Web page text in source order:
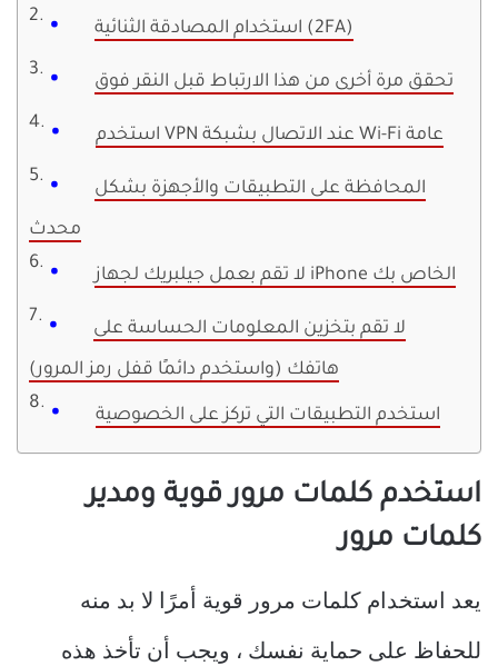
استخدام المصادقة الثنائية (2FA)
تحقق مرة أخرى من هذا الارتباط قبل النقر فوق
استخدم VPN عند الاتصال بشبكة Wi-Fi عامة
المحافظة على التطبيقات والأجهزة بشكل
محدث
لا تقم بعمل جيلبريك لجهاز iPhone الخاص بك
لا تقم بتخزين المعلومات الحساسة على
هاتفك (واستخدم دائمًا قفل رمز المرور)
استخدم التطبيقات التي تركز على الخصوصية
استخدم كلمات مرور قوية ومدير
كلمات مرور
يعد استخدام كلمات مرور قوية أمرًا لا بد منه
للحفاظ على حماية نفسك ، ويجب أن تأخذ هذه